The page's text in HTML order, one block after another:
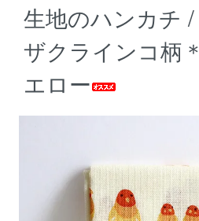
生地のハンカチ
ザクラインコ柄
エロー